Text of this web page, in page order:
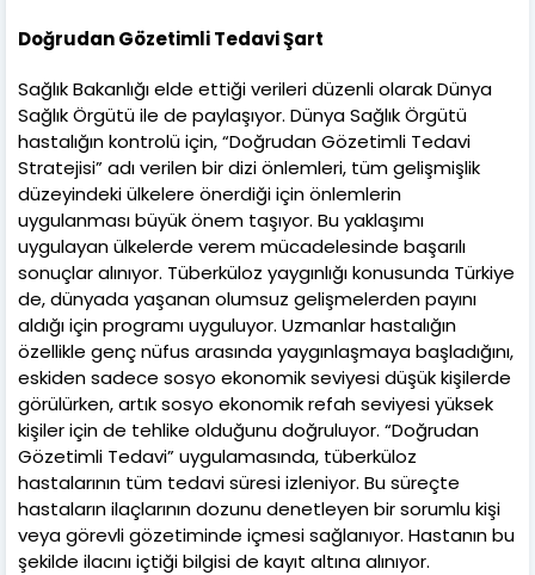
Doğrudan Gözetimli Tedavi Şart
Sağlık Bakanlığı elde ettiği verileri düzenli olarak Dünya
Sağlık Örgütü ile de paylaşıyor. Dünya Sağlık Örgütü
hastalığın kontrolü için, “Doğrudan Gözetimli Tedavi
Stratejisi” adı verilen bir dizi önlemleri, tüm gelişmişlik
düzeyindeki ülkelere önerdiği için önlemlerin
uygulanması büyük önem taşıyor. Bu yaklaşımı
uygulayan ülkelerde verem mücadelesinde başarılı
sonuçlar alınıyor. Tüberküloz yaygınlığı konusunda Türkiye
de, dünyada yaşanan olumsuz gelişmelerden payını
aldığı için programı uyguluyor. Uzmanlar hastalığın
özellikle genç nüfus arasında yaygınlaşmaya başladığını,
eskiden sadece sosyo ekonomik seviyesi düşük kişilerde
görülürken, artık sosyo ekonomik refah seviyesi yüksek
kişiler için de tehlike olduğunu doğruluyor. “Doğrudan
Gözetimli Tedavi” uygulamasında, tüberküloz
hastalarının tüm tedavi süresi izleniyor. Bu süreçte
hastaların ilaçlarının dozunu denetleyen bir sorumlu kişi
veya görevli gözetiminde içmesi sağlanıyor. Hastanın bu
şekilde ilacını içtiği bilgisi de kayıt altına alınıyor.